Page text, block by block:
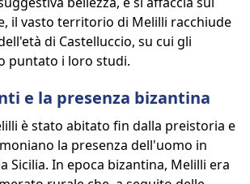
il vasto territorio di Melilli racchiude
di Castelluccio, su cui gli
puntato i loro studi.
e la presenza bizantina
è stato abitato fin dalla preistoria e
la presenza dell'uomo in
Sicilia. In epoca bizantina, Melilli era